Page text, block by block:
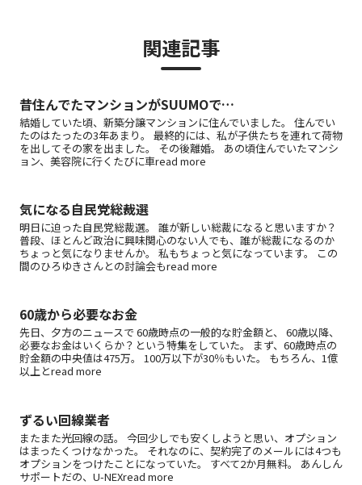
関連記事
昔住んでたマンションがSUUMOで…
結婚していた頃、新築分譲マンションに住んでいました。 住んでい
たのはたったの3年あまり。 最終的には、私が子供たちを連れて荷物
を出してその家を出ました。 その後離婚。 あの頃住んでいたマンシ
ョン、美容院に行くたびに車read more
気になる自民党総裁選
明日に迫った自民党総裁選。 誰が新しい総裁になると思いますか？
普段、ほとんど政治に興味関心のない人でも、誰が総裁になるのか
ちょっと気になりませんか。 私もちょっと気になっています。 この
間のひろゆきさんとの討論会もread more
60歳から必要なお金
先日、夕方のニュースで 60歳時点の一般的な貯金額と、 60歳以降、
必要なお金はいくらか？という特集をしていた。 まず、60歳時点の
貯金額の中央値は475万。 100万以下が30％もいた。 もちろん、1億
以上とread more
ずるい回線業者
またまた光回線の話。 今回少しでも安くしようと思い、オプション
はまったくつけなかった。 それなのに、契約完了のメールには4つも
オプションをつけたことになっていた。 すべて2か月無料。 あんしん
サポートだの、U-NEXread more